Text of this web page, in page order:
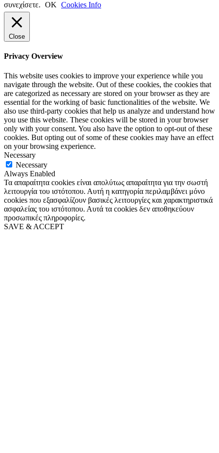
συνεχίσετε. ΟΚ Cookies Info
Close
Privacy Overview
This website uses cookies to improve your experience while you
navigate through the website. Out of these cookies, the cookies that
are categorized as necessary are stored on your browser as they are
essential for the working of basic functionalities of the website. We
also use third-party cookies that help us analyze and understand how
you use this website. These cookies will be stored in your browser
only with your consent. You also have the option to opt-out of these
cookies. But opting out of some of these cookies may have an effect
on your browsing experience.
Necessary
Necessary
Always Enabled
Τα απαραίτητα cookies είναι απολύτως απαραίτητα για την σωστή
λειτουργία του ιστότοπου. Αυτή η κατηγορία περιλαμβάνει μόνο
cookies που εξασφαλίζουν βασικές λειτουργίες και χαρακτηριστικά
ασφαλείας του ιστότοπου. Αυτά τα cookies δεν αποθηκεύουν
προσωπικές πληροφορίες.
SAVE & ACCEPT